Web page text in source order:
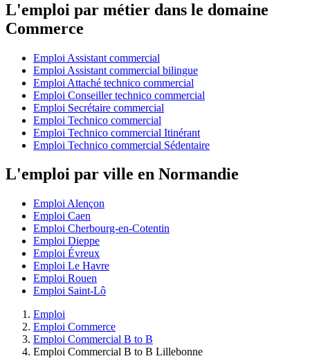
L'emploi par métier dans le domaine
Commerce
Emploi Assistant commercial
Emploi Assistant commercial bilingue
Emploi Attaché technico commercial
Emploi Conseiller technico commercial
Emploi Secrétaire commercial
Emploi Technico commercial
Emploi Technico commercial Itinérant
Emploi Technico commercial Sédentaire
L'emploi par ville en Normandie
Emploi Alençon
Emploi Caen
Emploi Cherbourg-en-Cotentin
Emploi Dieppe
Emploi Évreux
Emploi Le Havre
Emploi Rouen
Emploi Saint-Lô
Emploi
Emploi Commerce
Emploi Commercial B to B
Emploi Commercial B to B Lillebonne